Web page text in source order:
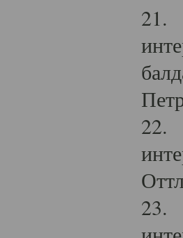
21.
22.
23.